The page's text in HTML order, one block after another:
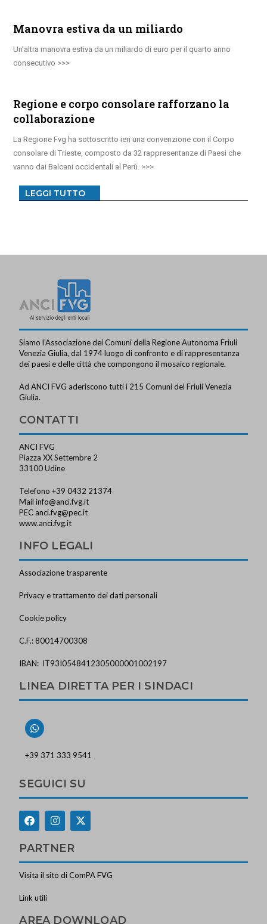
Manovra estiva da un miliardo
Un’altra manovra estiva da un miliardo di euro per il quarto anno
consecutivo
Regione e corpo consolare rafforzano la
collaborazione
La Regione Fvg ha sottoscritto ieri una convenzione con il Corpo
consolare di Trieste, composto da 32 rappresentanze di Paesi che
vanno dai Balcani occidentali al Perù.
LEGGI TUTTO
Siamo l’Associazione dei Comuni della Regione Autonoma Friuli
Venezia Giulia, dal 1974 luogo di confronto e di rappresentanza
dei paesi e delle città che compongono il mosaico regionale.
Ad ANCI FVG aderiscono tutti i 215 Comuni del Friuli Venezia
Giulia.
CONTATTI
ANCI FVG
Piazza XX Settembre 2
33100 Udine
Telefono +39 0432 21374
Mailinfo@anci.fvg.it
PEC anci.fvg@pec.it
www.anci.fvg.it
INFO LEGALI
Associazione trasparente
Privacy e trattamento dei dati personali
Cookie policy
C.F.: 80014700308
IBAN: IT93I0548412305000001002197
LINEA DIRETTA PER I SINDACI
+39 371 333 9541
SEGUICI SU
PARTNER
Visita il sito di ComPA FVG
Link utili
AREA DOWNLOAD